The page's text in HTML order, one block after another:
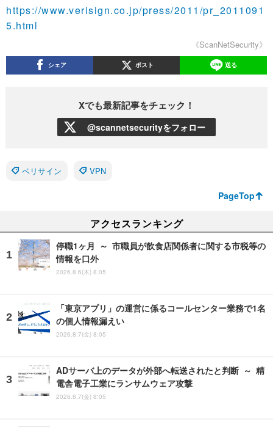
https://www.verisign.co.jp/press/2011/pr_2011091
5.html
《ScanNetSecurity》
シェア ポスト 送る
Xでも最新記事をチェック！
@scannetsecurityをフォロー
ベリサイン VPN
PageTop
アクセスランキング
停職1ヶ月 ～ 市職員が飲食店関係者に関する市税等の
情報を口外
2026.8.6(木) 8:05
「東京アプリ」の運営に係るコールセンター業務で1名
の個人情報漏えい
2026.8.7(金) 8:05
ADサーバ上のデータが外部へ転送されたと判断 ～ 精
電舎電子工業にランサムウェア攻撃
2026.8.7(金) 8:05